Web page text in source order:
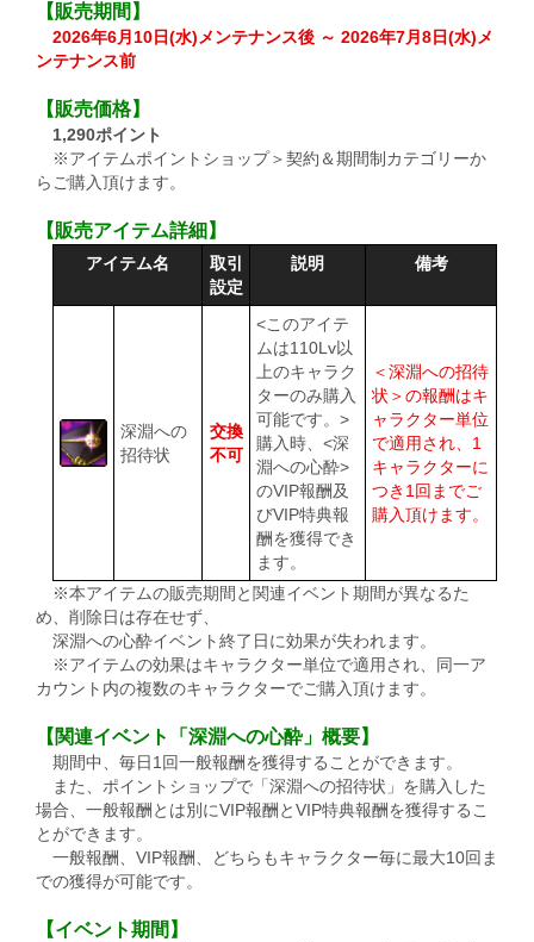
【販売期間】
2026年6月10日(水)メンテナンス後 ～ 2026年7月8日(水)メ
ンテナンス前
【販売価格】
1,290ポイント
※アイテムポイントショップ＞契約＆期間制カテゴリーか
らご購入頂けます。
【販売アイテム詳細】
アイテム名
取引
設定
説明 備考
深淵への
招待状
交換
不可
<このアイテ
ムは110Lv以
上のキャラク
ターのみ購入
可能です。>
購入時、<深
淵への心酔>
のVIP報酬及
びVIP特典報
酬を獲得でき
ます。
＜深淵への招待
状＞の報酬はキ
ャラクター単位
で適用され、1
キャラクターに
つき1回までご
購入頂けます。
※本アイテムの販売期間と関連イベント期間が異なるた
め、削除日は存在せず、
深淵への心酔イベント終了日に効果が失われます。
※アイテムの効果はキャラクター単位で適用され、同一ア
カウント内の複数のキャラクターでご購入頂けます。
【関連イベント「深淵への心酔」概要】
期間中、毎日1回一般報酬を獲得することができます。
また、ポイントショップで「深淵への招待状」を購入した
場合、一般報酬とは別にVIP報酬とVIP特典報酬を獲得するこ
とができます。
一般報酬、VIP報酬、どちらもキャラクター毎に最大10回ま
での獲得が可能です。
【イベント期間】